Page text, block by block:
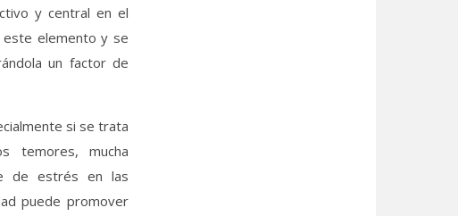
y central en el
este elemento y se
un factor de
si se trata
temores, mucha
de estrés en las
puede promover